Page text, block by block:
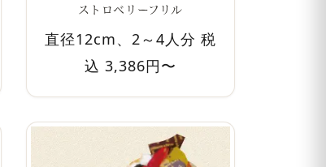
ストロベリーフリル
直径12cm、2～4人分 税
込 3,386円〜